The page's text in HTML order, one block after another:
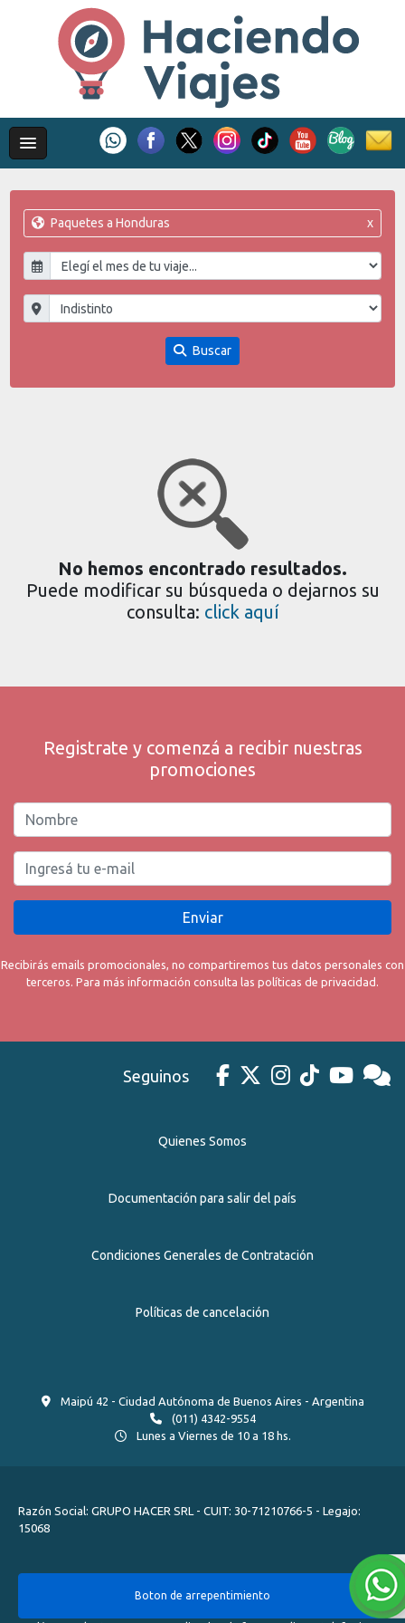
Paquetes a Honduras x
Buscar
No hemos encontrado resultados.
Puede modificar su búsqueda o dejarnos su
consulta: click aquí
Registrate y comenzá a recibir nuestras
promociones
Enviar
Recibirás emails promocionales, no compartiremos tus datos personales con
terceros. Para más información consulta las políticas de privacidad.
Seguinos
Quienes Somos
Documentación para salir del país
Condiciones Generales de Contratación
Políticas de cancelación
Maipú 42 - Ciudad Autónoma de Buenos Aires - Argentina
(011) 4342-9554
Lunes a Viernes de 10 a 18 hs.
Razón Social: GRUPO HACER SRL - CUIT: 30-71210766-5 - Legajo:
15068
Boton de arrepentimiento